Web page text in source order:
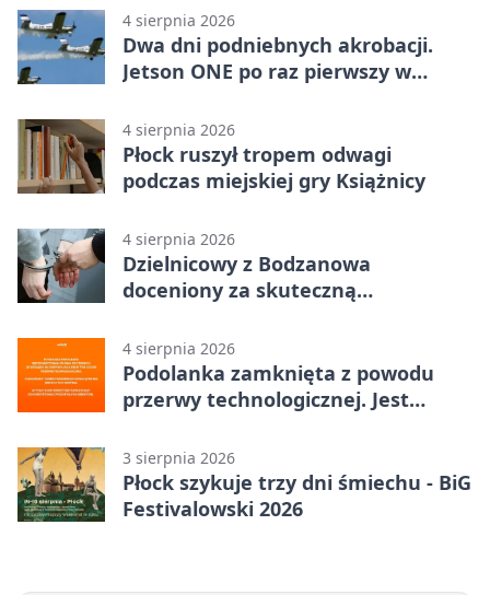
4 sierpnia 2026
Dwa dni podniebnych akrobacji.
Jetson ONE po raz pierwszy w
4 sierpnia 2026
Płock ruszył tropem odwagi
podczas miejskiej gry Książnicy
4 sierpnia 2026
Dzielnicowy z Bodzanowa
doceniony za skuteczną
4 sierpnia 2026
Podolanka zamknięta z powodu
przerwy technologicznej. Jest
3 sierpnia 2026
Płock szykuje trzy dni śmiechu - BiG
Festivalowski 2026